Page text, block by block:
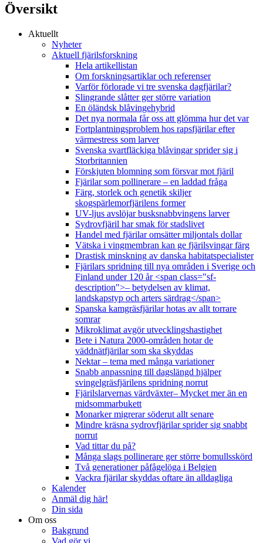
Översikt
Aktuellt
Nyheter
Aktuell fjärilsforskning
Hela artikellistan
Om forskningsartiklar och referenser
Varför förlorade vi tre svenska dagfjärilar?
Slingrande slåtter ger större variation
En öländsk blåvingehybrid
Det nya normala får oss att glömma hur det var
Fortplantningsproblem hos rapsfjärilar efter
värmestress som larver
Svenska svartfläckiga blåvingar sprider sig i
Storbritannien
Förskjuten blomning som försvar mot fjäril
Fjärilar som pollinerare – en laddad fråga
Färg, storlek och genetik skiljer
skogspärlemorfjärilens former
UV-ljus avslöjar busksnabbvingens larver
Sydrovfjäril har smak för stadslivet
Handel med fjärilar omsätter miljontals dollar
Vätska i vingmembran kan ge fjärilsvingar färg
Drastisk minskning av danska habitatspecialister
Fjärilars spridning till nya områden i Sverige och
Finland under 120 år <span class="sf-
description">– betydelsen av klimat,
landskapstyp och arters särdrag</span>
Spanska kamgräsfjärilar hotas av allt torrare
somrar
Mikroklimat avgör utvecklingshastighet
Bete i Natura 2000-områden hotar de
väddnätfjärilar som ska skyddas
Nektar – tema med många variationer
Snabb anpassning till dagslängd hjälper
svingelgräsfjärilens spridning norrut
Fjärilslarvernas värdväxter– Mycket mer än en
midsommarbukett
Monarker migrerar söderut allt senare
Mindre kräsna sydrovfjärilar sprider sig snabbt
norrut
Vad tittar du på?
Många slags pollinerare ger större bomullsskörd
Två generationer påfågelöga i Belgien
Vackra fjärilar skyddas oftare än alldagliga
Kalender
Anmäl dig här!
Din sida
Om oss
Bakgrund
Vad gör vi